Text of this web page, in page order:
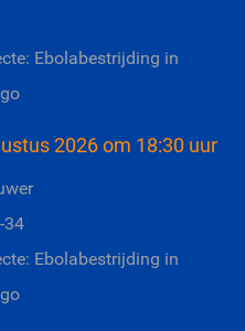
Ebolabestrijding in
2026 om 18:30 uur
34
Ebolabestrijding in